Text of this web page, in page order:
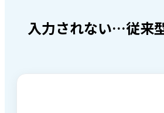
入力されない…従来